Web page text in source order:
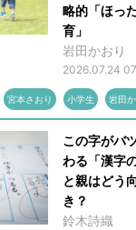
略的「ほっ
育」
岩田かおり
2026.07.24
宮本さおり 小学生 岩田
この字がバ
わる「漢字
と親はどう
き？
鈴木詩織